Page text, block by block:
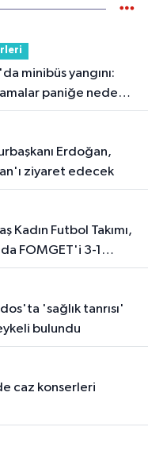
paniğe neden
ziyaret edecek
FOMGET'i 3-1
bulundu